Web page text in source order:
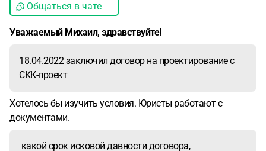
Общаться в чате
Уважаемый Михаил, здравствуйте!
18.04.2022 заключил договор на проектирование с
СКК-проект
Хотелось бы изучить условия. Юристы работают с
документами.
какой срок исковой давности договора,